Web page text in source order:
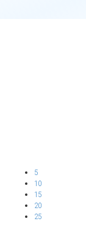
5
10
15
20
25